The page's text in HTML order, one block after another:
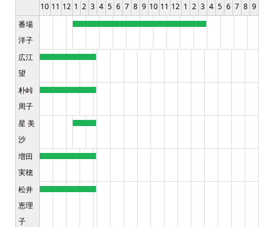
10 11 12 1 2 3 4 5 6 7 8 9 10 11 12 1 2 3 4 5 6 7 8 9
番場
洋子
広江
望
朴峠
周子
星 美
沙
増田
実穂
松井
恵理
子